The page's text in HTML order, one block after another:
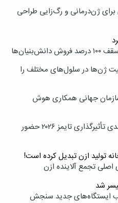
ژن‌درمانی و رگ‌زایی طراحی
ژن‌ها در سلول‌های مختلف را
جهانی همکاری هوش
چرا هیچ دانشگاه ایرانی در رتبه‌بندی تأثیرگذاری تایمز ۲۰۲۶ حضور
تولید ازن تبدیل کرده است!
تجمع آلاینده ازن
شد
ایستگاه‌های جدید سنجش